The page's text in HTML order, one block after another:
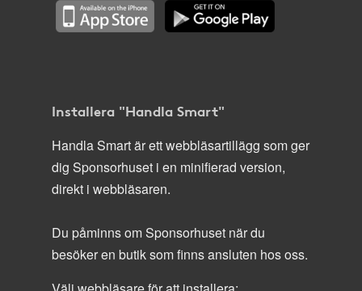
Installera "Handla Smart"
Handla Smart är ett webbläsartillägg som ger
dig Sponsorhuset i en minifierad version,
direkt i webbläsaren.
Du påminns om Sponsorhuset när du
besöker en butik som finns ansluten hos oss.